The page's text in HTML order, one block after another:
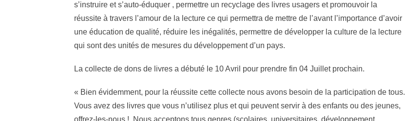
s’instruire et s’auto-éduquer , permettre un recyclage des livres usagers et promouvoir la
réussite à travers l’amour de la lecture ce qui permettra de mettre de l’avant l’importance d’avoir
une éducation de qualité, réduire les inégalités, permettre de développer la culture de la lecture
qui sont des unités de mesures du développement d’un pays.
La collecte de dons de livres a débuté le 10 Avril pour prendre fin 04 Juillet prochain.
« Bien évidemment, pour la réussite cette collecte nous avons besoin de la participation de tous.
Vous avez des livres que vous n’utilisez plus et qui peuvent servir à des enfants ou des jeunes,
offrez-les-nous ! Nous acceptons tous genres (scolaires, universitaires, développement